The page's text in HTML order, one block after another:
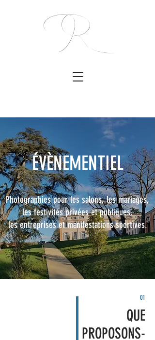
ÉVÈNEMENTIEL
Photographies pour les salons, les mariages,
les festivités privées et publiques,
les entreprises et manifestations sportives.
01
QUE
PROPOSONS-